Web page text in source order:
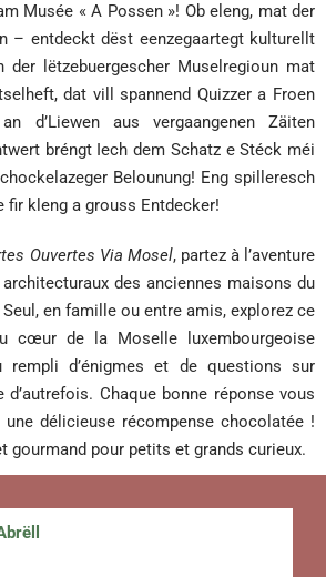
Musée « A Possen »! Ob eleng, mat der
– entdeckt dëst eenzegaartegt kulturellt
der lëtzebuergescher Muselregioun mat
dat vill spannend Quizzer a Froen
d’Liewen aus vergaangenen Zäiten
bréngt Iech dem Schatz e Stéck méi
Belounung! Eng spilleresch
fir kleng a grouss Entdecker!
Ouvertes Via Mosel, partez à l’aventure
des anciennes maisons du
en famille ou entre amis, explorez ce
cœur de la Moselle luxembourgeoise
rempli d’énigmes et de questions sur
d’autrefois. Chaque bonne réponse vous
délicieuse récompense chocolatée !
gourmand pour petits et grands curieux.